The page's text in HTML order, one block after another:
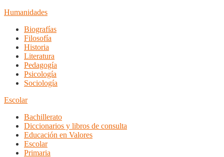
Humanidades
Biografías
Filosofía
Historia
Literatura
Pedagogía
Psicología
Sociología
Escolar
Bachillerato
Diccionarios y libros de consulta
Educación en Valores
Escolar
Primaria